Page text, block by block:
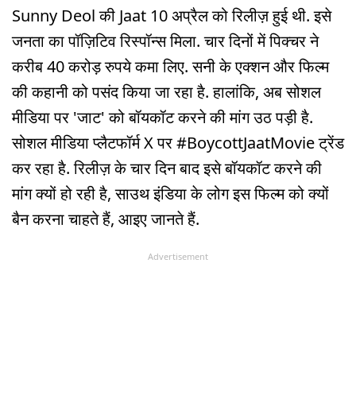
Sunny Deol की Jaat 10 अप्रैल को रिलीज़ हुई थी. इसे
जनता का पॉज़िटिव रिस्पॉन्स मिला. चार दिनों में पिक्चर ने
करीब 40 करोड़ रुपये कमा लिए. सनी के एक्शन और फिल्म
की कहानी को पसंद किया जा रहा है. हालांकि, अब सोशल
मीडिया पर 'जाट' को बॉयकॉट करने की मांग उठ पड़ी है.
सोशल मीडिया प्लैटफॉर्म X पर #BoycottJaatMovie ट्रेंड
कर रहा है. रिलीज़ के चार दिन बाद इसे बॉयकॉट करने की
मांग क्यों हो रही है, साउथ इंडिया के लोग इस फिल्म को क्यों
बैन करना चाहते हैं, आइए जानते हैं.
Advertisement